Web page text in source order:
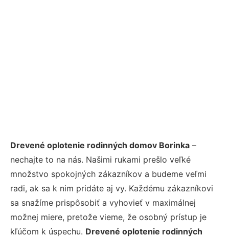
Drevené oplotenie rodinných domov Borinka –
nechajte to na nás. Našimi rukami prešlo veľké
množstvo spokojných zákazníkov a budeme veľmi
radi, ak sa k nim pridáte aj vy. Každému zákazníkovi
sa snažíme prispôsobiť a vyhovieť v maximálnej
možnej miere, pretože vieme, že osobný prístup je
kľúčom k úspechu. Drevené oplotenie rodinných